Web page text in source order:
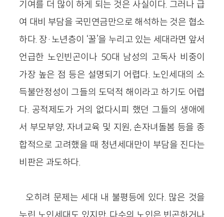
기여를 더 많이 하게 되는 것은 사실이다. 그러나 급
여 대비 부담을 국민연금만으로 해석하는 것은 협소
하다. 장· 노년층이 ‘꿀’을 누리고 있는 세대라면 앞서
언급한 노인빈곤이나 50대 남성의 고독사 비중이
가장 높은 점 등은 설명되기 어렵다. 노인세대의 소
득불안정성이 그들의 도덕적 해이라고 하기도 어렵
다. 공적제도가 거의 없다시피 했던 그들의 생애에
서 부모부양, 자녀교육 및 지원, 손자녀돌봄 등을 종
합적으로 고려했을 때 청년세대만이 부담을 진다는
비판은 과도하다.
오히려 문제는 세대 내 불평등에 있다. 많은 것을